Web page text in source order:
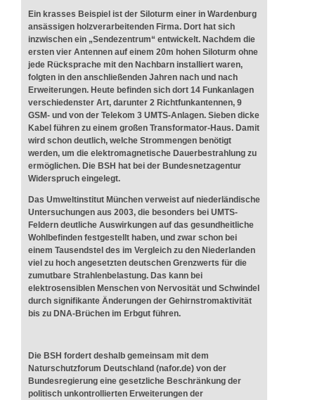
Ein krasses Beispiel ist der Siloturm einer in Wardenburg
ansässigen holzverarbeitenden Firma. Dort hat sich
inzwischen ein „Sendezentrum“ entwickelt. Nachdem die
ersten vier Antennen auf einem 20m hohen Siloturm ohne
jede Rücksprache mit den Nachbarn installiert waren,
folgten in den anschließenden Jahren nach und nach
Erweiterungen. Heute befinden sich dort 14 Funkanlagen
verschiedenster Art, darunter 2 Richtfunkantennen, 9
GSM- und von der Telekom 3 UMTS-Anlagen. Sieben dicke
Kabel führen zu einem großen Transformator-Haus. Damit
wird schon deutlich, welche Strommengen benötigt
werden, um die elektromagnetische Dauerbestrahlung zu
ermöglichen. Die BSH hat bei der Bundesnetzagentur
Widerspruch eingelegt.
Das Umweltinstitut München verweist auf niederländische
Untersuchungen aus 2003, die besonders bei UMTS-
Feldern deutliche Auswirkungen auf das gesundheitliche
Wohlbefinden festgestellt haben, und zwar schon bei
einem Tausendstel des im Vergleich zu den Niederlanden
viel zu hoch angesetzten deutschen Grenzwerts für die
zumutbare Strahlenbelastung. Das kann bei
elektrosensiblen Menschen von Nervosität und Schwindel
durch signifikante Änderungen der Gehirnstromaktivität
bis zu DNA-Brüchen im Erbgut führen.
Die BSH fordert deshalb gemeinsam mit dem
Naturschutzforum Deutschland (nafor.de) von der
Bundesregierung eine gesetzliche Beschränkung der
politisch unkontrollierten Erweiterungen der